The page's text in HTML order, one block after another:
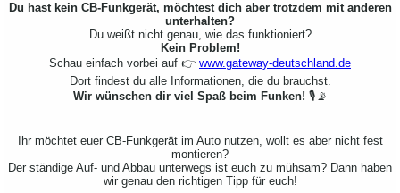
Du hast kein CB-Funkgerät, möchtest dich aber trotzdem mit anderen
unterhalten?
Du weißt nicht genau, wie das funktioniert?
Kein Problem!
Schau einfach vorbei auf 👉 www.gateway-deutschland.de
Dort findest du alle Informationen, die du brauchst.
Wir wünschen dir viel Spaß beim Funken! 🎙️📡
Ihr möchtet euer CB-Funkgerät im Auto nutzen, wollt es aber nicht fest
montieren?
Der ständige Auf- und Abbau unterwegs ist euch zu mühsam? Dann haben
wir genau den richtigen Tipp für euch!